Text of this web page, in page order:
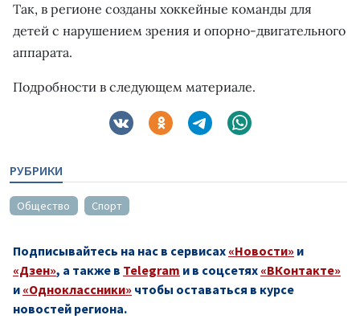
Так, в регионе созданы хоккейные команды для
детей с нарушением зрения и опорно-двигательного
аппарата.
Подробности в следующем материале.
РУБРИКИ
Общество Спорт
Подписывайтесь на нас в сервисах «Новости» и
«Дзен», а также в Telegram и в соцсетях «ВКонтакте»
и «Одноклассники» чтобы оставаться в курсе
новостей региона.